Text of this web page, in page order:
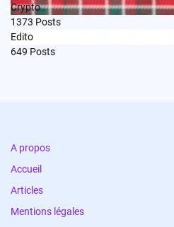
Crypto
1373 Posts
Edito
649 Posts
A propos
Accueil
Articles
Mentions légales